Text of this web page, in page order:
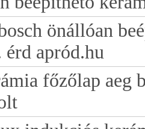
önállóan
érd apród.hu
főzőlap aeg